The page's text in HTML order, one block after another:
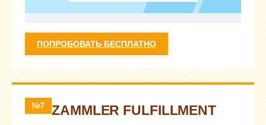
ПОПРОБОВАТЬ БЕСПЛАТНО
№7 ZAMMLER FULFILLMENT